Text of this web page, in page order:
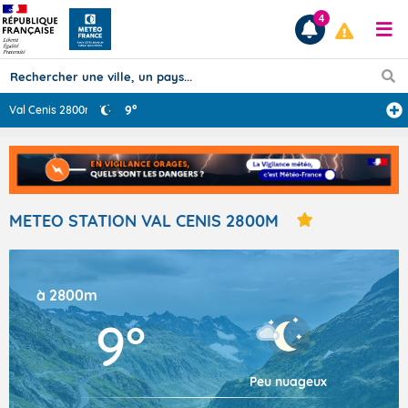
Prévisions
TOUS LES RÉSULTATS
Articles
4
Val Cenis 2800m ... 9°
METEO STATION VAL CENIS 2800M
à 2800m
9°
Peu nuageux